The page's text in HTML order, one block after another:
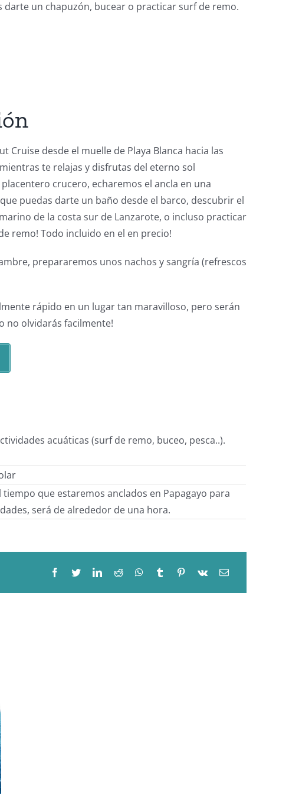
darte un chapuzón, bucear o practicar surf de remo.
Cruise desde el muelle de Playa Blanca hacia las
te relajas y disfrutas del eterno sol
crucero, echaremos el ancla en una
puedas darte un baño desde el barco, descubrir el
de la costa sur de Lanzarote, o incluso practicar
remo! Todo incluido en el en precio!
prepararemos unos nachos y sangría (refrescos
rápido en un lugar tan maravilloso, pero serán
no olvidarás facilmente!
acuáticas (surf de remo, buceo, pesca..).
que estaremos anclados en Papagayo para
será de alrededor de una hora.